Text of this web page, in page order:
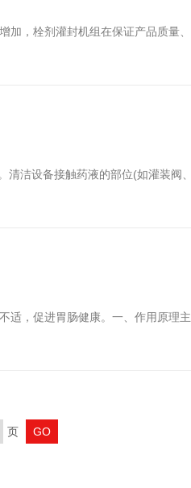
，栓剂灌封机组在保证产品质量、
洁设备接触药液的部位(如灌装阀、
适，促进胃肠健康。一、作用原理主
页